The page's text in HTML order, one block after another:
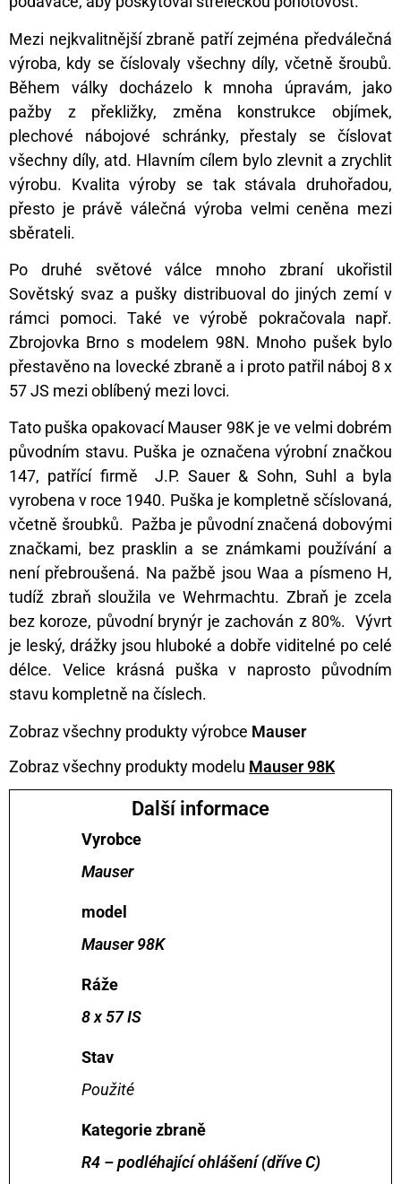
Mezi nejkvalitnější zbraně patří zejména předválečná
výroba, kdy se číslovaly všechny díly, včetně šroubů.
Během války docházelo k mnoha úpravám, jako
pažby z překližky, změna konstrukce objímek,
plechové nábojové schránky, přestaly se číslovat
všechny díly, atd. Hlavním cílem bylo zlevnit a zrychlit
výrobu. Kvalita výroby se tak stávala druhořadou,
přesto je právě válečná výroba velmi ceněna mezi
sběrateli.
Po druhé světové válce mnoho zbraní ukořistil
Sovětský svaz a pušky distribuoval do jiných zemí v
rámci pomoci. Také ve výrobě pokračovala např.
Zbrojovka Brno s modelem 98N. Mnoho pušek bylo
přestavěno na lovecké zbraně a i proto patřil náboj 8 x
57 JS mezi oblíbený mezi lovci.
Tato puška opakovací Mauser 98K je ve velmi dobrém
původním stavu. Puška je označena výrobní značkou
147, patřící firmě J.P. Sauer & Sohn, Suhl a byla
vyrobena v roce 1940. Puška je kompletně sčíslovaná,
včetně šroubků. Pažba je původní značená dobovými
značkami, bez prasklin a se známkami používání a
není přebroušená. Na pažbě jsou Waa a písmeno H,
tudíž zbraň sloužila ve Wehrmachtu. Zbraň je zcela
bez koroze, původní brynýr je zachován z 80%. Vývrt
je leský, drážky jsou hluboké a dobře viditelné po celé
délce. Velice krásná puška v naprosto původním
stavu kompletně na číslech.
Zobraz všechny produkty výrobce Mauser
Zobraz všechny produkty modelu Mauser 98K
Další informace
Vyrobce
Mauser
model
Mauser 98K
Ráže
8 x 57 IS
Stav
Použité
Kategorie zbraně
R4 – podléhající ohlášení (dříve C)